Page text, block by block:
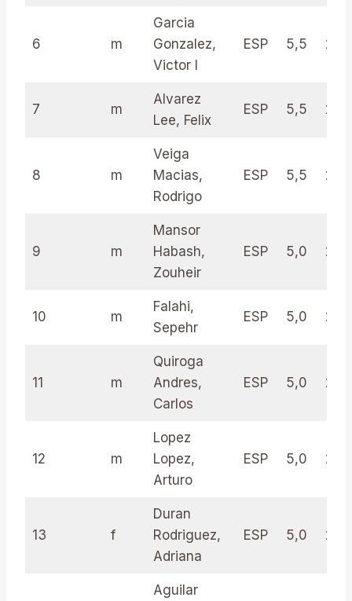
6 m
Garcia
Gonzalez,
Victor I
ESP 5,5 27.5
7 m
Alvarez
Lee, Felix
ESP 5,5 26.5
8 m
Veiga
Macias,
Rodrigo
ESP 5,5 26.0
9 m
Mansor
Habash,
Zouheir
ESP 5,0
10 m
Falahi,
Sepehr
ESP 5,0
11 m
Quiroga
Andres,
Carlos
ESP 5,0
12 m
Lopez
Lopez,
Arturo
ESP 5,0
13 f
Duran
Rodriguez,
Adriana
ESP 5,0
Aguilar